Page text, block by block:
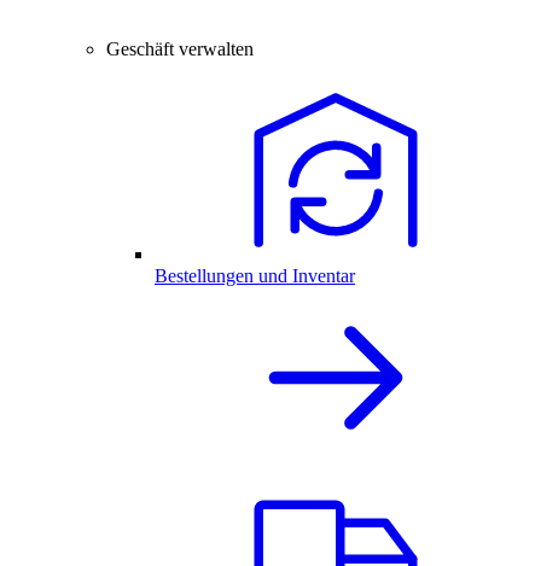
Geschäft verwalten
Bestellungen und Inventar